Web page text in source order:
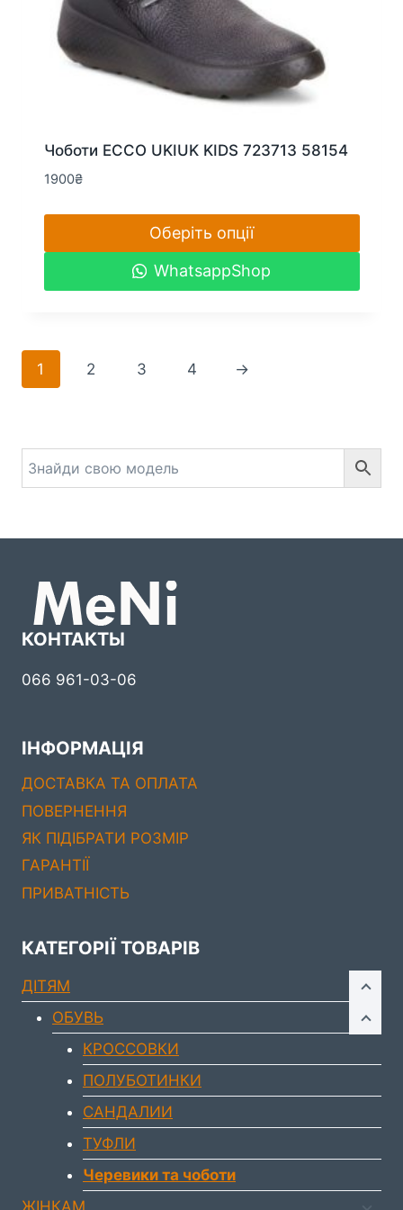
Чоботи ECCO UKIUK KIDS 723713 58154
1900₴
Оберіть опції
товар
варіантів.
Параметри
сторінці
WhatsappShop
1 2 3 4 →
КОНТАКТЫ
066 961-03-06
ІНФОРМАЦІЯ
ДОСТАВКА ТА ОПЛАТА
ПОВЕРНЕННЯ
ЯК ПІДІБРАТИ РОЗМІР
ГАРАНТІЇ
ПРИВАТНІСТЬ
КАТЕГОРІЇ ТОВАРІВ
ДIТЯМ
ОБУВЬ
КРОССОВКИ
ПОЛУБОТИНКИ
САНДАЛИИ
ТУФЛИ
Черевики та чоботи
ЖIНКАМ